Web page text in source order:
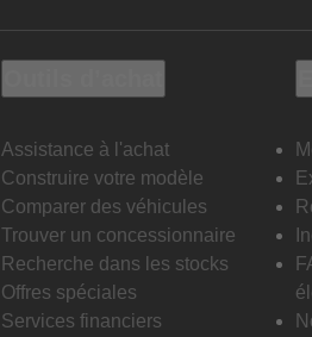
Assistance à l'achat
Construire votre modèle
Comparer des véhicules
Trouver un concessionnaire
Recherche dans les stocks
Offres spéciales
Services financiers